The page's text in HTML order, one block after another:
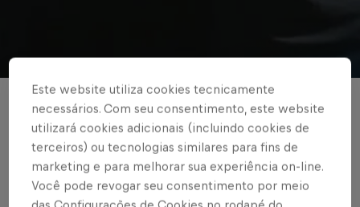
© Red Bull Bragantino
PAULISTÃO
No Nabizão, Red Bull
Bragantino empata
Este website utiliza cookies tecnicamente
necessários. Com seu consentimento, este website
utilizará cookies adicionais (incluindo cookies de
terceiros) ou tecnologias similares para fins de
marketing e para melhorar sua experiência on-line.
Você pode revogar seu consentimento por meio